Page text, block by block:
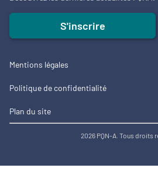
S'inscrire
Mentions légales
Politique de confidentialité
Plan du site
2026 PQN-A. Tous droits